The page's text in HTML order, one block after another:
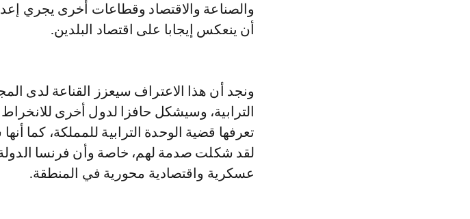
والصناعة والاقتصاد وقطاعات أخرى يجري
أن ينعكس إيجابا على اقتصاد البلدين.
ونجد أن هذا الاعتراف سيعزز القناعة لدى
الترابية، وسيشكل حافزا لدول أخرى للانخراط
تعرفها قضية الوحدة الترابية للمملكة، كما
لقد شكلت صدمة لهم، خاصة وأن فرنسا
عسكرية واقتصادية محورية في المنطقة.